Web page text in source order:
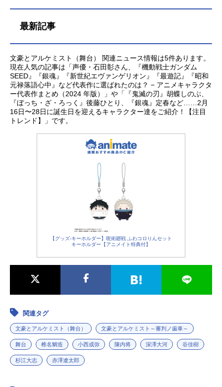
最新記事
文豪とアルケミスト（舞台） 関連ニュース情報は5件あります。
現在人気の記事は「声優・石田彰さん、『機動戦士ガンダム
SEED』『銀魂』『新世紀エヴァンゲリオン』『最遊記』『昭和
元禄落語心中』など代表作に選ばれたのは？ − アニメキャラクタ
ー代表作まとめ（2024 年版）」や「『鬼滅の刃』胡蝶しのぶ、
『ぼっち・ざ・ろっく』後藤ひとり、『銀魂』定春など……2月
16日〜28日に誕生日を迎えるキャラクター達をご紹介！【注目
トレンド】」です。
【グッズ-キーホルダー】呪術廻戦 ふわコロりんセット
キーホルダー【アニメイト特典付】
関連タグ
文豪とアルケミスト（舞台） 文豪とアルケミスト～審判ノ歯車～
舞台 椎名鯛造 小西成弥 陳内将 深澤大河 谷佳樹
杉江大志 赤澤遼太郎